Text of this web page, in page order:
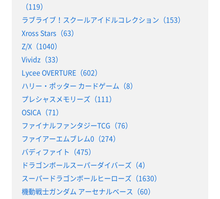
（119）
ラブライブ！スクールアイドルコレクション（153）
Xross Stars（63）
Z/X（1040）
Vividz（33）
Lycee OVERTURE（602）
ハリー・ポッター カードゲーム（8）
プレシャスメモリーズ（111）
OSICA（71）
ファイナルファンタジーTCG（76）
ファイアーエムブレム0（274）
バディファイト（475）
ドラゴンボールスーパーダイバーズ（4）
スーパードラゴンボールヒーローズ（1630）
機動戦士ガンダム アーセナルベース（60）